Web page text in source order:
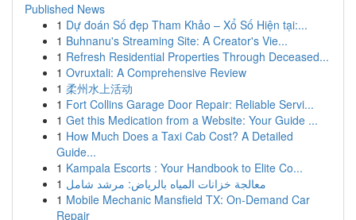
Published News
1 Dự đoán Số đẹp Tham Khảo – Xổ Số Hiện tại:...
1 Buhnanu's Streaming Site: A Creator's Vie...
1 Refresh Residential Properties Through Deceased...
1 Ovruxtali: A Comprehensive Review
1 柔州水上活动
1 Fort Collins Garage Door Repair: Reliable Servi...
1 Get this Medication from a Website: Your Guide ...
1 How Much Does a Taxi Cab Cost? A Detailed
Guide...
1 Kampala Escorts : Your Handbook to Elite Co...
1 معالجة خزانات المياه بالرياض: مرشد شامل
1 Mobile Mechanic Mansfield TX: On-Demand Car
Repair